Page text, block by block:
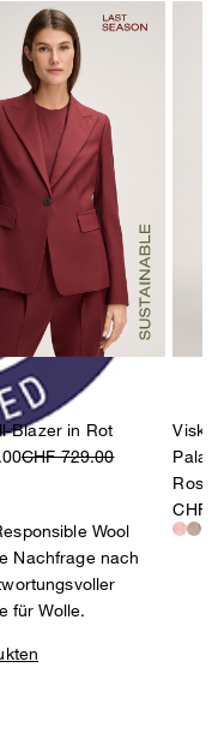
Wool
Nachfrage nach
für Wolle.
Blazer in Rot
CHF 729.00
Rosa